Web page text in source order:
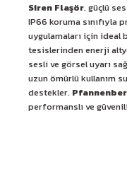
Siren Flaşör, güçlü
IP66 koruma
uygulamaları için ideal
tesislerinden enerji
sesli ve görsel uyarı
uzun ömürlü kullanım
destekler.
performanslı ve